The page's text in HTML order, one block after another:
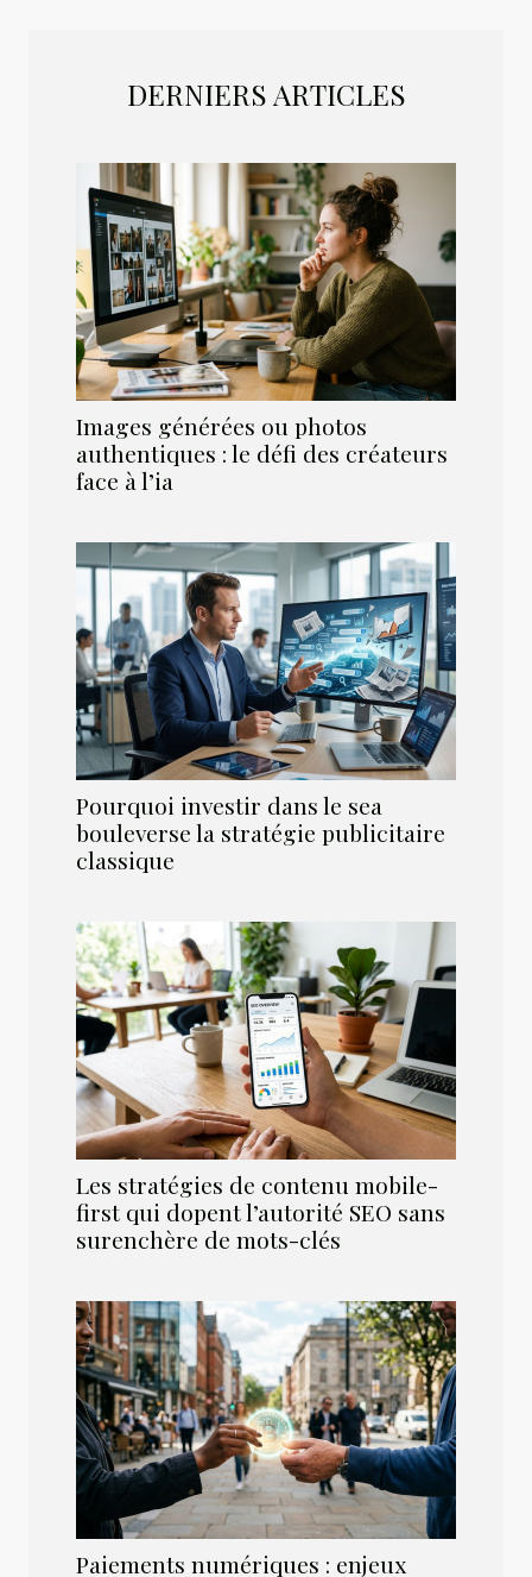
DERNIERS ARTICLES
Images générées ou photos
authentiques : le défi des créateurs
face à l’ia
Pourquoi investir dans le sea
bouleverse la stratégie publicitaire
classique
Les stratégies de contenu mobile-
first qui dopent l’autorité SEO sans
surenchère de mots-clés
Paiements numériques : enjeux